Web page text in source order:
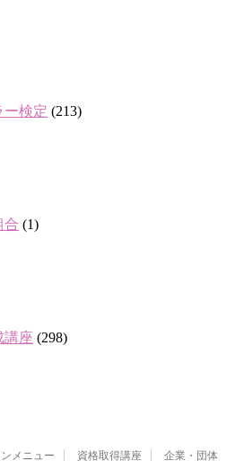
ー検定 (213)
合 (1)
講座 (298)
メニュー 資格取得講座 企業・団体